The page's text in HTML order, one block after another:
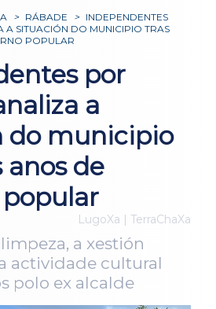
> RÁBADE > INDEPENDENTES
SITUACIÓN DO MUNICIPIO TRAS
POPULAR
por
a
do municipio
anos de
LugoXa | TerraChaXa
a xestión
actividade cultural
polo ex alcalde